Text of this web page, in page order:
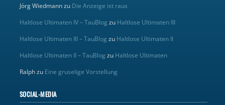
Jörg Wiedmannzu Die Anzeige ist raus
Haltlose Ultimaten IV – TauBlog zu Haltlose Ultimaten III
Haltlose Ultimaten III – TauBlog zu Haltlose Ultimaten II
Haltlose Ultimaten II – TauBlog zu Haltlose Ultimaten
Ralphzu Eine gruselige Vorstellung
SOCIAL-MEDIA